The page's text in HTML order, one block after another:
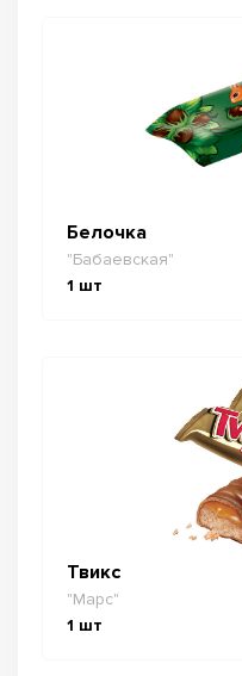
Белочка
"Бабаевская"
1 шт
Твикс
"Марс"
1 шт